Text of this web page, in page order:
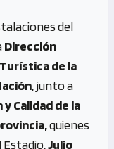
del
Dirección
de la
, junto a
Calidad de la
quienes
Julio